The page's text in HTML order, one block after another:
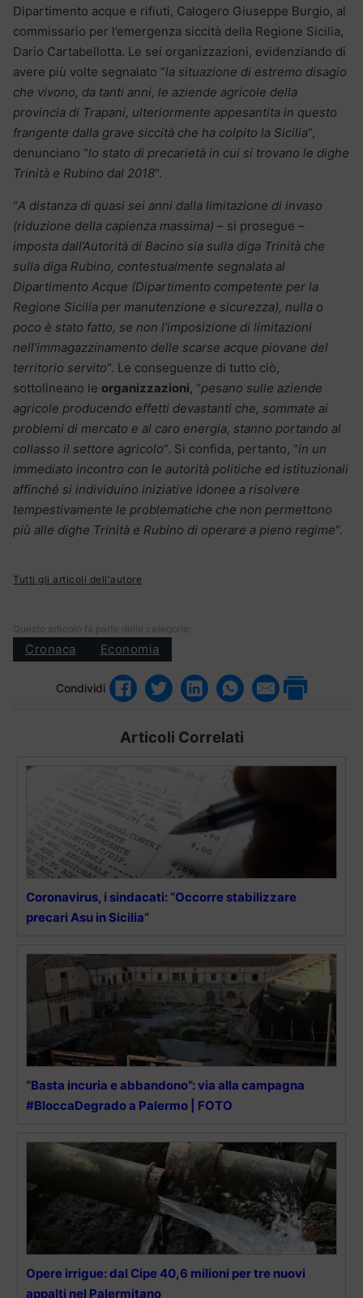
Dipartimento acque e rifiuti, Calogero Giuseppe Burgio, al
commissario per l’emergenza siccità della Regione Sicilia,
Dario Cartabellotta. Le sei organizzazioni, evidenziando di
avere più volte segnalato “la situazione di estremo disagio
che vivono, da tanti anni, le aziende agricole della
provincia di Trapani, ulteriormente appesantita in questo
frangente dalla grave siccità che ha colpito la Sicilia“,
denunciano “lo stato di precarietà in cui si trovano le dighe
Trinità e Rubino dal 2018“.
“A distanza di quasi sei anni dalla limitazione di invaso
(riduzione della capienza massima) – si prosegue –
imposta dall’Autorità di Bacino sia sulla diga Trinità che
sulla diga Rubino, contestualmente segnalata al
Dipartimento Acque (Dipartimento competente per la
Regione Sicilia per manutenzione e sicurezza), nulla o
poco è stato fatto, se non l’imposizione di limitazioni
nell’immagazzinamento delle scarse acque piovane del
territorio servito“. Le conseguenze di tutto ciò,
sottolineano le organizzazioni, “pesano sulle aziende
agricole producendo effetti devastanti che, sommate ai
problemi di mercato e al caro energia, stanno portando al
collasso il settore agricolo“. Si confida, pertanto, “in un
immediato incontro con le autorità politiche ed istituzionali
affinché si individuino iniziative idonee a risolvere
tempestivamente le problematiche che non permettono
più alle dighe Trinità e Rubino di operare a pieno regime“.
Tutti gli articoli dell'autore
Questo articolo fa parte delle categorie:
Cronaca Economia
Condividi
Articoli Correlati
Coronavirus, i sindacati: “Occorre stabilizzare
precari Asu in Sicilia”
“Basta incuria e abbandono”: via alla campagna
#BloccaDegrado a Palermo | FOTO
Opere irrigue: dal Cipe 40,6 milioni per tre nuovi
appalti nel Palermitano